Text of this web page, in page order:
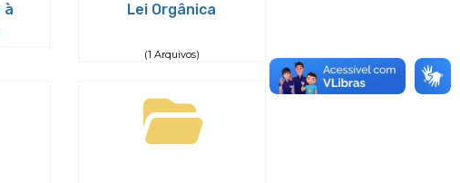
à
Lei Orgânica
(1 Arquivos)